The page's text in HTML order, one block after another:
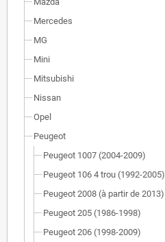
Mercedes
MG
Mini
Mitsubishi
Nissan
Opel
Peugeot
Peugeot 1007 (2004-2009)
Peugeot 106 4 trou (1992-2005)
Peugeot 2008 (à partir de 2013)
Peugeot 205 (1986-1998)
Peugeot 206 (1998-2009)